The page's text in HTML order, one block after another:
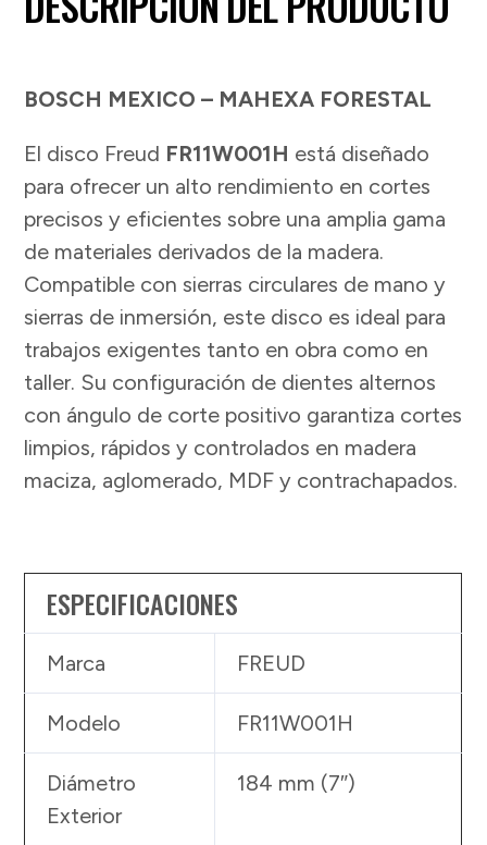
BOSCH MEXICO – MAHEXA FORESTAL
El disco Freud FR11W001H está diseñado
para ofrecer un alto rendimiento en cortes
precisos y eficientes sobre una amplia gama
de materiales derivados de la madera.
Compatible con sierras circulares de mano y
sierras de inmersión, este disco es ideal para
trabajos exigentes tanto en obra como en
taller. Su configuración de dientes alternos
con ángulo de corte positivo garantiza cortes
limpios, rápidos y controlados en madera
maciza, aglomerado, MDF y contrachapados.
ESPECIFICACIONES
Marca FREUD
Modelo FR11W001H
Diámetro
Exterior
184 mm (7″)